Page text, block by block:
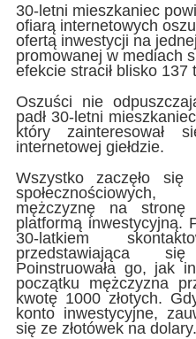
30-letni mieszkaniec
ofiarą internetowych
ofertą inwestycji na
promowanej w mediach
efekcie stracił blisko 137
Oszuści nie
padł 30-letni
który zainteresował
internetowej giełdzie.
Wszystko zaczęło
mężczyznę na
platformą inwestycyjną.
30-latkiem
przedstawiająca
Poinstruowała go, jak
początku mężczyzna
kwotę 1000 złotych.
konto inwestycyjne,
się ze złotówek na dolary.